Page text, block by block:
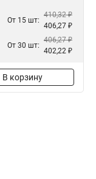
От 15 шт:
410,32 ₽
406,27 ₽
От 30 шт:
406,27 ₽
402,22 ₽
В корзину